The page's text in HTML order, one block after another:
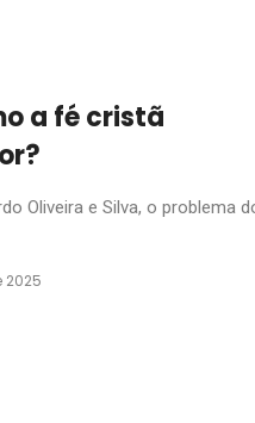
a fé cristã
Oliveira e Silva, o problema
2025